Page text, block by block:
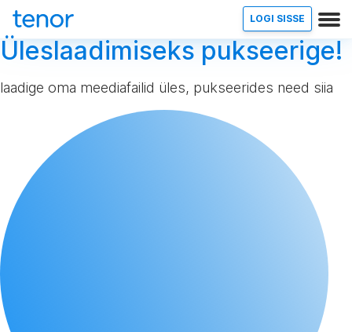
LOGI SISSE
Üleslaadimiseks pukseerige!
laadige oma meediafailid üles, pukseerides need siia